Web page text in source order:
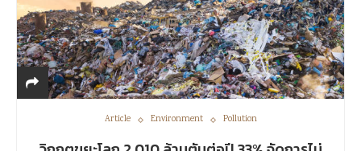
Article Environment Pollution